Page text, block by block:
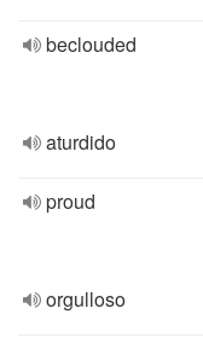
beclouded
aturdido
proud
orgulloso